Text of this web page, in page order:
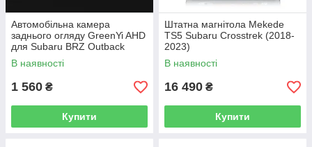
Автомобільна камера
заднього огляду GreenYi AHD
для Subaru BRZ Outback
Impreza XV Crosstrek Tribeca
В наявності
1 560 ₴
Купити
Штатна магнітола Mekede
TS5 Subaru Crosstrek (2018-
2023)
В наявності
16 490 ₴
Купити